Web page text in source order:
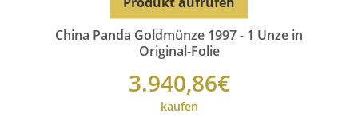
China Panda Goldmünze 1997 - 1 Unze in
Original-Folie
3.940,86€
kaufen